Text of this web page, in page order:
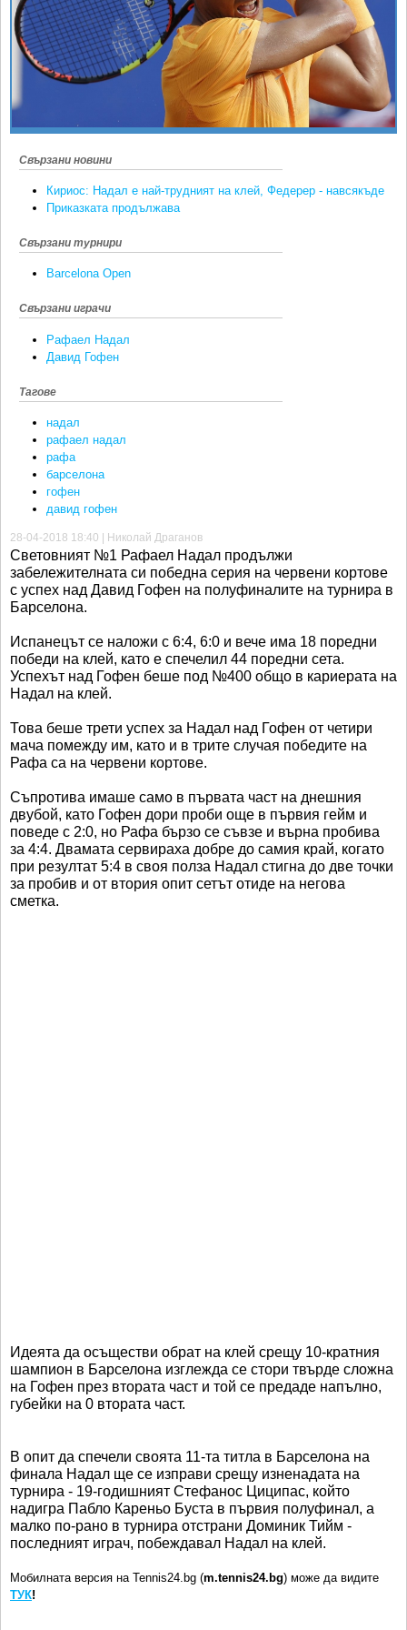
КЛУБОВЕ
БЛОГ
ЖЪЛТО
РАКЕТНИ
Спорт&Фитнес
Други
Свързани новини
Кириос: Надал е най-трудният на клей, Федерер - навсякъде
Приказката продължава
Свързани турнири
Barcelona Open
Свързани играчи
Рафаел Надал
Давид Гофен
Тагове
надал
рафаел надал
рафа
барселона
гофен
давид гофен
28-04-2018 18:40 | Николай Драганов
Световният №1 Рафаел Надал продължи
забележителната си победна серия на червени кортове
с успех над Давид Гофен на полуфиналите на турнира в
Барселона.
Испанецът се наложи с 6:4, 6:0 и вече има 18 поредни
победи на клей, като е спечелил 44 поредни сета.
Успехът над Гофен беше под №400 общо в кариерата на
Надал на клей.
Това беше трети успех за Надал над Гофен от четири
мача помежду им, като и в трите случая победите на
Рафа са на червени кортове.
Съпротива имаше само в първата част на днешния
двубой, като Гофен дори проби още в първия гейм и
поведе с 2:0, но Рафа бързо се съвзе и върна пробива
за 4:4. Двамата сервираха добре до самия край, когато
при резултат 5:4 в своя полза Надал стигна до две точки
за пробив и от втория опит сетът отиде на негова
сметка.
Идеята да осъществи обрат на клей срещу 10-кратния
шампион в Барселона изглежда се стори твърде сложна
на Гофен през втората част и той се предадe напълно,
губейки на 0 втората част.
В опит да спечели своята 11-та титла в Барселона на
финала Надал ще се изправи срещу изненадата на
турнира - 19-годишният Стефанос Циципас, който
надигра Пабло Кареньо Буста в първия полуфинал, а
малко по-рано в турнира отстрани Доминик Тийм -
последният играч, побеждавал Надал на клей.
Мобилната версия на Tennis24.bg (m.tennis24.bg) може да видите
ТУК!